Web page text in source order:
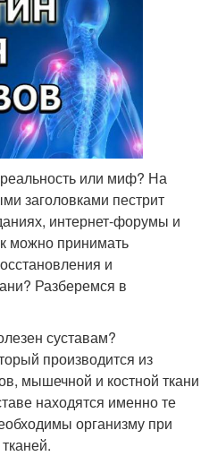
или миф? На
заголовками пестрит
интернет-форумы и
можно принимать
и
Разберемся в
суставам?
производится из
мышечной и костной ткани
находятся именно те
организму при